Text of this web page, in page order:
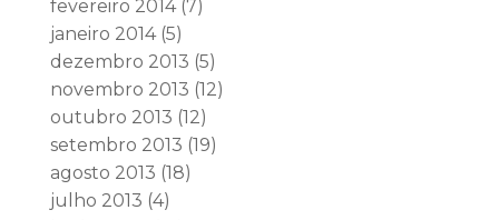
fevereiro 2014(7)
janeiro 2014(5)
dezembro 2013 (5)
novembro 2013 (12)
outubro 2013 (12)
setembro 2013 (19)
agosto 2013 (18)
julho 2013 (4)